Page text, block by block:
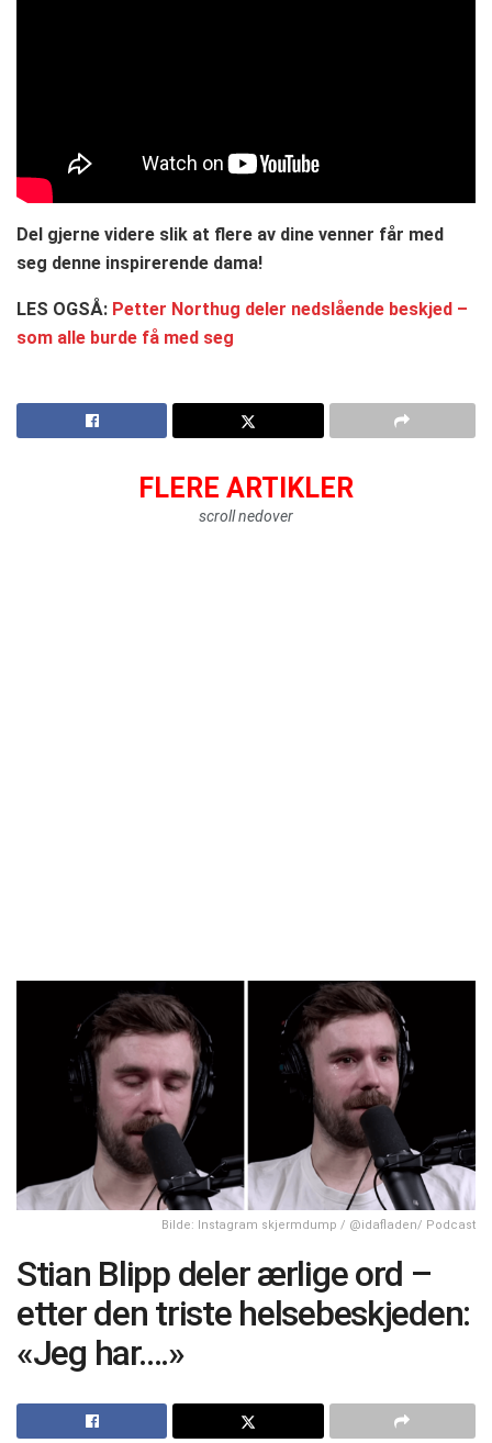
Del gjerne videre slik at flere av dine venner får med
seg denne inspirerende dama!
LES OGSÅ: Petter Northug deler nedslående beskjed –
som alle burde få med seg
FLERE ARTIKLER
scroll nedover
Bilde: Instagram skjermdump / @idafladen/ Podcast
Stian Blipp deler ærlige ord –
etter den triste helsebeskjeden:
«Jeg har….»